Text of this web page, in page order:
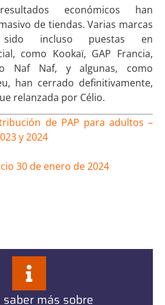
económicos han
de tiendas. Varias marcas
sido incluso puestas en
como Kookaï, GAP Francia,
o Naf Naf, y algunas, como
han cerrado definitivamente,
relanzada por Célio.
de PAP para adultos –
y 2024
30 de enero de 2024
más sobre